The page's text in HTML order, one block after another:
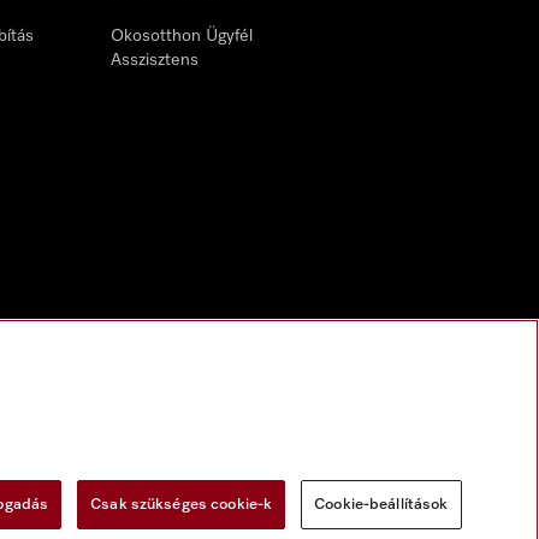
Okosotthon Ügyfél
Asszisztens
Csak szükséges cookie-k Cookie-beállítások